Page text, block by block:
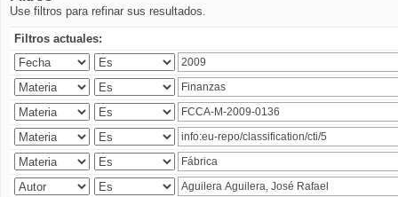
Use filtros para refinar sus resultados.
Filtros actuales: